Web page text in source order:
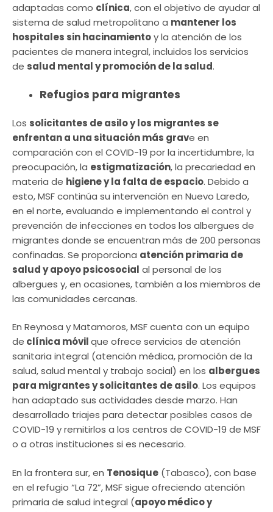
adaptadas como clínica, con el objetivo de ayudar al
sistema de salud metropolitano a mantener los
hospitales sin hacinamientoy la atención de los
pacientes de manera integral, incluidos los servicios
de salud mental y promoción de la salud.
Refugios para migrantes
Los solicitantes de asilo y los migrantes se
enfrentan a una situación más grave en
comparación con el COVID-19 por la incertidumbre, la
preocupación, la estigmatización, la precariedad en
materia de higiene y la falta de espacio. Debido a
esto, MSF continúa su intervención en Nuevo Laredo,
en el norte, evaluando e implementando el control y
prevención de infecciones en todos los albergues de
migrantes donde se encuentran más de 200 personas
confinadas. Se proporciona atención primaria de
salud y apoyo psicosocial al personal de los
albergues y, en ocasiones, también a los miembros de
las comunidades cercanas.
En Reynosa y Matamoros, MSF cuenta con un equipo
de clínica móvilque ofrece servicios de atención
sanitaria integral (atención médica, promoción de la
salud, salud mental y trabajo social) en los albergues
para migrantes y solicitantes de asilo. Los equipos
han adaptado sus actividades desde marzo. Han
desarrollado triajes para detectar posibles casos de
COVID-19 y remitirlos a los centros de COVID-19 de MSF
o a otras instituciones si es necesario.
En la frontera sur, en Tenosique (Tabasco), con base
en el refugio “La 72”, MSF sigue ofreciendo atención
primaria de salud integral (apoyo médico y